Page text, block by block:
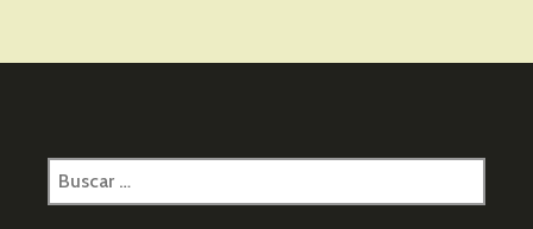
Buscar: